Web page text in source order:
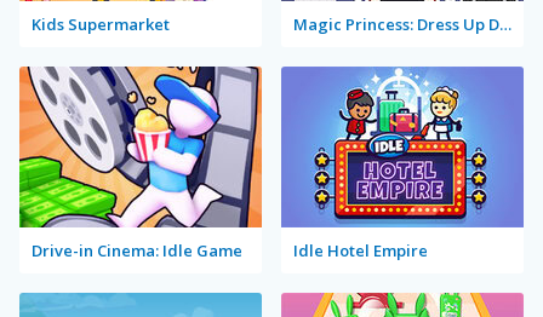
Kids Supermarket Magic Princess: Dress Up Doll
Drive-in Cinema: Idle Game Idle Hotel Empire